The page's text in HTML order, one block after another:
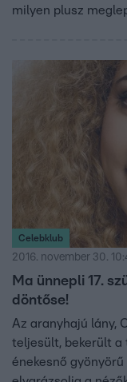
milyen plusz
Celebklub
2016. november 30.
Ma ünnepli 17.
döntőse!
Az aranyhajú lány,
teljesült, bekerült a
énekesnő